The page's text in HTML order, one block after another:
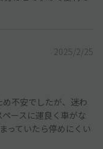
2025/2/25
不安でしたが、迷わ
ースに運良く車がな
っていたら停めにくい